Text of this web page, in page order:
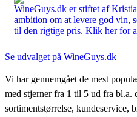
WineGuys.dk er stiftet af
ambition om at levere god vin,
til den rigtige pris. Klik her for
Se udvalget på WineGuys.dk
Vi har gennemgået de mest
med stjerner fra 1 til 5 ud fra bl.a.
sortimentstørrelse, kundeservice,